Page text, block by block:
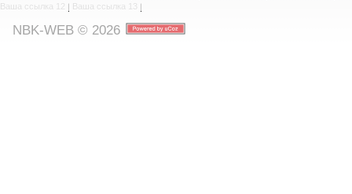
Ваша ссылка 12 | Ваша ссылка 13 |
NBK-WEB © 2026